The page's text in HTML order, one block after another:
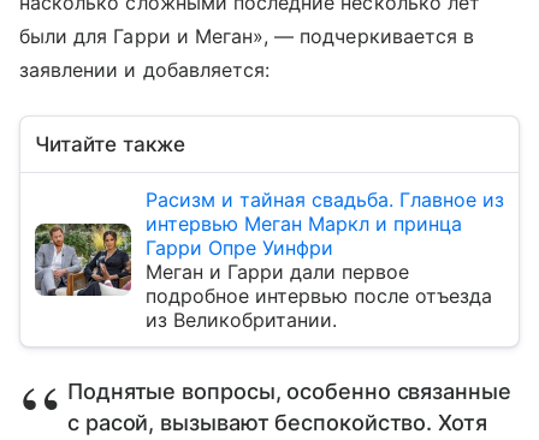
были для Гарри и Меган», — подчеркивается в
заявлении и добавляется:
Читайте также
Расизм и тайная свадьба. Главное из
интервью Меган Маркл и принца
Гарри Опре Уинфри
Меган и Гарри дали первое
подробное интервью после отъезда
из Великобритании.
Поднятые вопросы, особенно связанные
с расой, вызывают беспокойство. Хотя